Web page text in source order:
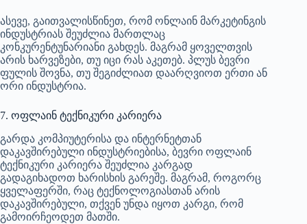
ასევე, გაითვალისწინეთ, რომ ონლაინ მარკეტინგის
ინდუსტრიას შეუძლია მართლაც
კონკურენტუნარიანი გახდეს. მაგრამ ყოველთვის
არის ხარვეზები, თუ იცი რას აკეთებ. პლუს ბევრი
ფულის შოვნა, თუ შეგიძლიათ დაარღვიოთ ერთი ან
ორი ინდუსტრია.
7. ოფლაინ ტექნიკური კარიერა
გარდა კომპიუტერისა და ინტერნეტთან
დაკავშირებული ინდუსტრიებისა, ბევრი ოფლაინ
ტექნიკური კარიერა შეუძლია კარგად
გადაგიხადოთ ხარისხის გარეშე. მაგრამ, როგორც
ყველაფერში, რაც ტექნოლოგიასთან არის
დაკავშირებული, თქვენ უნდა იყოთ კარგი, რომ
გამოირჩეოდეთ მათში.